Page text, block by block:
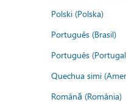
Polski (Polska)
Português (Brasil)
Português
Quechua simi
Română (România)